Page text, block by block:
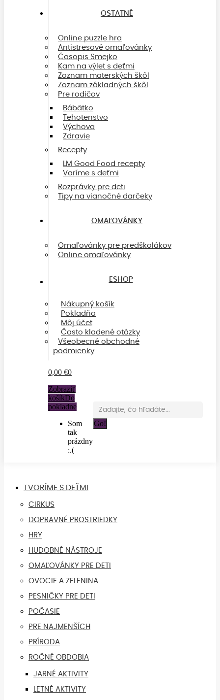
OSTATNÉ
Online puzzle hra
Antistresové omaľovánky
Časopis Smejko
Kam na výlet s deťmi
Zoznam materských škôl
Zoznam základných škôl
Pre rodičov
Bábätko
Tehotenstvo
Výchova
Zdravie
Recepty
LM Good Food recepty
Varíme s deťmi
Rozprávky pre deti
Tipy na vianočné darčeky
OMAĽOVÁNKY
Omaľovánky pre predškolákov
Online omaľovánky
ESHOP
Nákupný košík
Pokladňa
Môj účet
Často kladené otázky
Všeobecné obchodné
podmienky
0,00 €0
Zobraziť
košíkDo
pokladne
Som
tak
prázdny
:.(
Search:
TVORÍME S DEŤMI
CIRKUS
DOPRAVNÉ PROSTRIEDKY
HRY
HUDOBNÉ NÁSTROJE
OMAĽOVÁNKY PRE DETI
OVOCIE A ZELENINA
PESNIČKY PRE DETI
POČASIE
PRE NAJMENŠÍCH
PRÍRODA
ROČNÉ OBDOBIA
JARNÉ AKTIVITY
LETNÉ AKTIVITY